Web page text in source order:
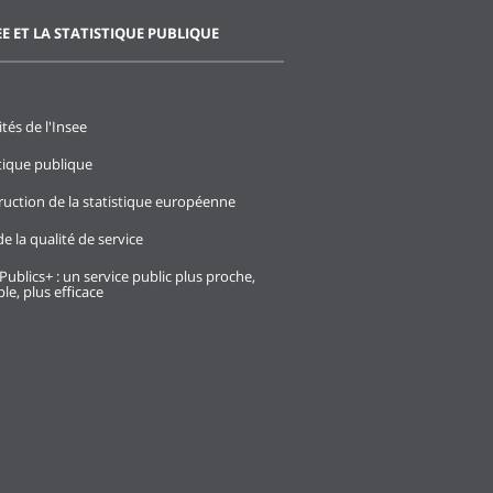
ET LA STATISTIQUE PUBLIQUE
de l'Insee
publique
de la statistique européenne
la qualité de service
: un service public plus proche,
plus efficace